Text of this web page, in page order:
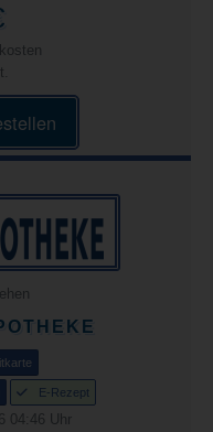
E-Rezept
04:46 Uhr